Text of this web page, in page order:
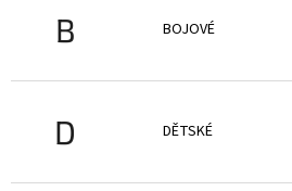
B BOJOVÉ
D DĚTSKÉ